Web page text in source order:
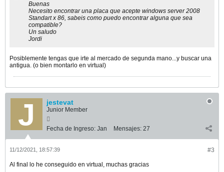
Buenas
Necesito encontrar una placa que acepte windows server 2008
Standart x 86, sabeis como puedo encontrar alguna que sea
compatible?
Un saludo
Jordi
Posiblemente tengas que irte al mercado de segunda mano...y buscar una
antigua. (o bien montarlo en virtual)
jestevat
Junior Member
Fecha de Ingreso: Jan Mensajes: 27
#3
11/12/2021, 18:57:39
Al final lo he conseguido en virtual, muchas gracias